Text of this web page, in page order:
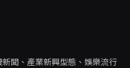
聞、產業新興型態、娛樂流行